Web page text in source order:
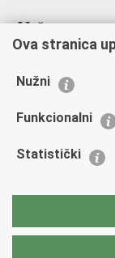
Važne
Ministarstvo
Udruge
Policijska
Zaklada policijske
Vučetić"
Ova stranica
Nužni
Funkcionalni
Statistički